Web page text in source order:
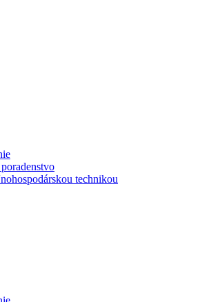
technikou